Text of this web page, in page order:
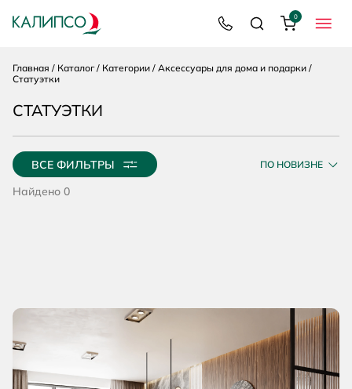
МЕНЮ
8 800 200 92 39
ПоискКорзина
0
Главная Каталог Категории
Аксессуары для дома и подарки
Статуэтки
СТАТУЭТКИ
ВСЕ ФИЛЬТРЫ
Найдено 0
ПО НОВИЗНЕ